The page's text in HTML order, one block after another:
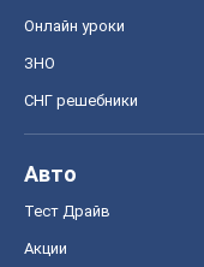
Онлайн уроки
ЗНО
СНГ решебники
Авто
Тест Драйв
Акции